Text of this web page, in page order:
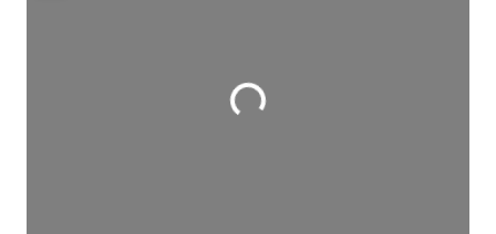
Wird geladen …